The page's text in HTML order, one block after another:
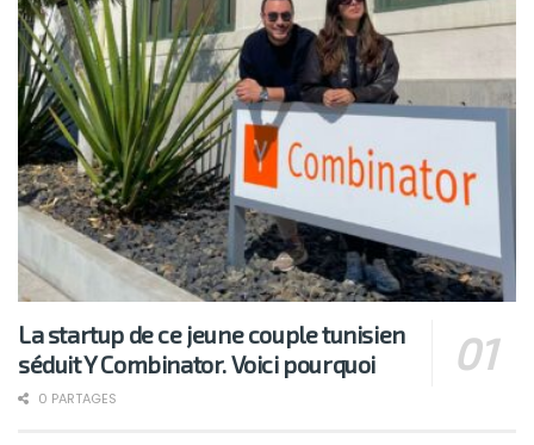
La startup de ce jeune couple tunisien
séduit Y Combinator. Voici pourquoi
0 PARTAGES